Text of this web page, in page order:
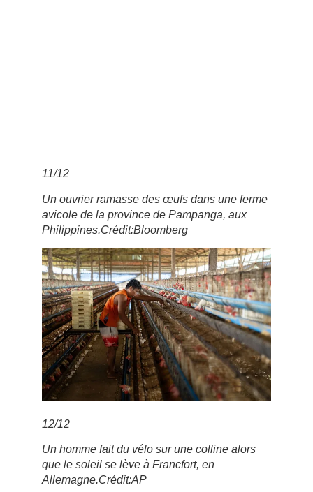
11/12
Un ouvrier ramasse des œufs dans une ferme
avicole de la province de Pampanga, aux
Philippines. Crédit:Bloomberg
12/12
Un homme fait du vélo sur une colline alors
que le soleil se lève à Francfort, en
Allemagne. Crédit:AP